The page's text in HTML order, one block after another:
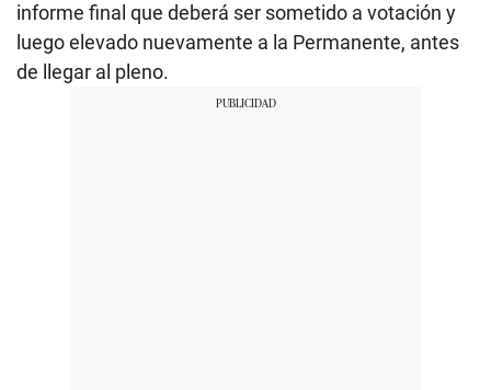
informe final que deberá ser sometido a votación y
luego elevado nuevamente a la Permanente, antes
de llegar al pleno.